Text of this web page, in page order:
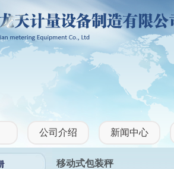
公司介绍 新闻中心
移动式包装秤